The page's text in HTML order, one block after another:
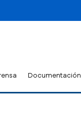
Documentación